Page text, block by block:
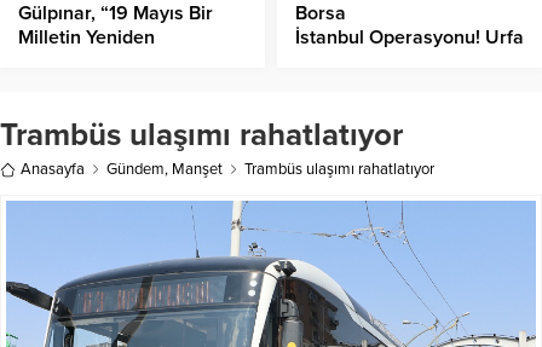
Gülpınar, “19 Mayıs Bir
Milletin Yeniden
Borsa
İstanbul Operasyonu! Urfa
Trambüs ulaşımı rahatlatıyor
Anasayfa Gündem, Manşet Trambüs ulaşımı rahatlatıyor